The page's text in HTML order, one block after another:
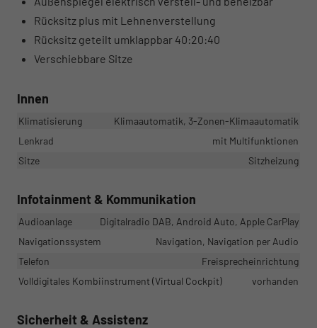
Rücksitz plus mit Lehnenverstellung
Rücksitz geteilt umklappbar 40:20:40
Verschiebbare Sitze
Innen
Klimatisierung
Klimaautomatik, 3-Zonen-Klimaautomatik
Lenkrad
mit Multifunktionen
Sitze
Sitzheizung
Infotainment & Kommunikation
Audioanlage
Digitalradio DAB, Android Auto, Apple CarPlay
Navigationssystem
Navigation, Navigation per Audio
Telefon
Freisprecheinrichtung
Volldigitales Kombiinstrument (Virtual Cockpit)
vorhanden
Sicherheit & Assistenz